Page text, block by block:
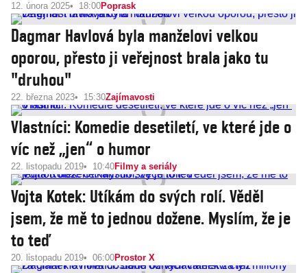
12. února 2025 18:00Poprask
Dagmar Havlová byla manželovi velkou
oporou, přesto ji veřejnost brala jako tu
"druhou"
22. března 2023 15:30Zajímavosti
Vlastníci: Komedie desetiletí, ve které jde o
víc než „jen“ o humor
22. listopadu 2019 10:40Filmy a seriály
Vojta Kotek: Utíkám do svých rolí. Věděl
jsem, že mě to jednou dožene. Myslím, že je
to teď
20. listopadu 2019 06:00Prostor X